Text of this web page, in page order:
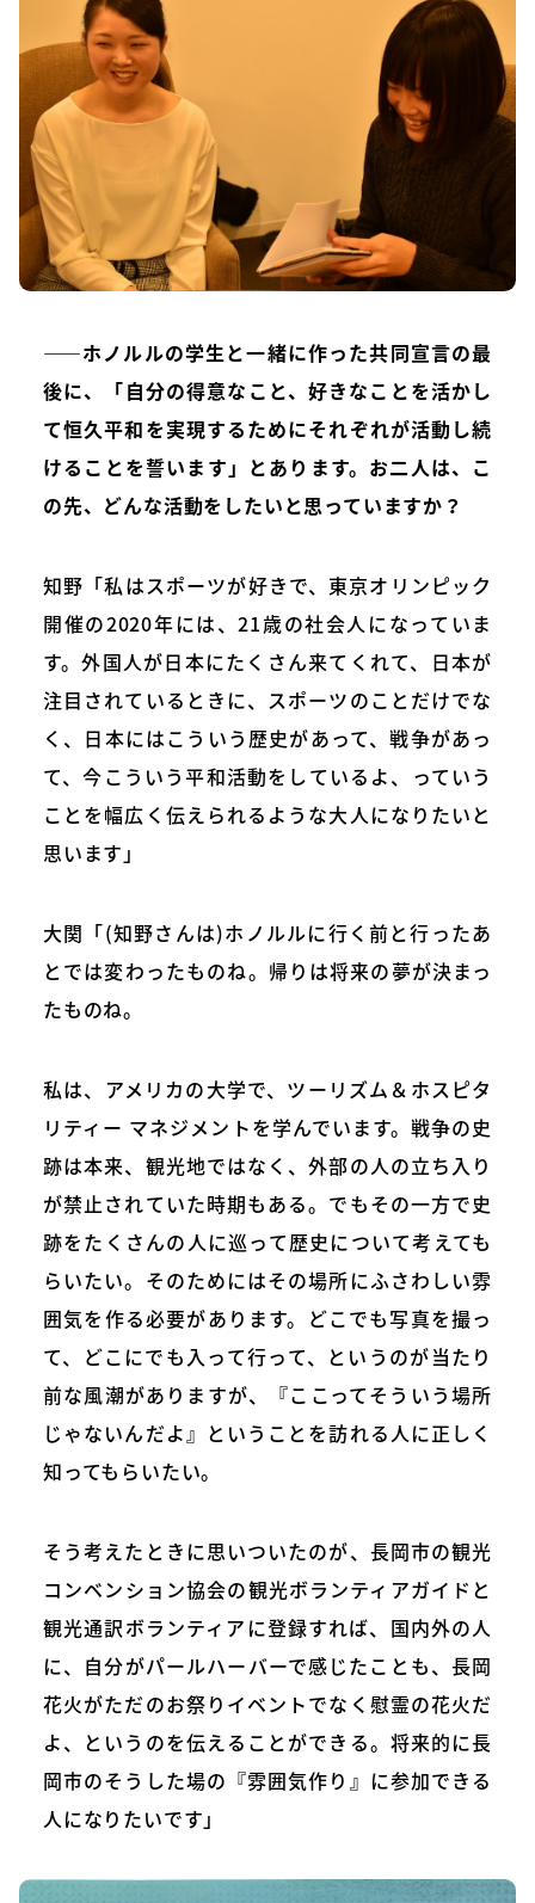
――ホノルルの学生と一緒に作った共同宣言の最
後に、「自分の得意なこと、好きなことを活かし
て恒久平和を実現するためにそれぞれが活動し続
けることを誓います」とあります。お二人は、こ
の先、どんな活動をしたいと思っていますか？
知野「私はスポーツが好きで、東京オリンピック
開催の2020年には、21歳の社会人になっていま
す。外国人が日本にたくさん来てくれて、日本が
注目されているときに、スポーツのことだけでな
く、日本にはこういう歴史があって、戦争があっ
て、今こういう平和活動をしているよ、っていう
ことを幅広く伝えられるような大人になりたいと
思います」
大関「(知野さんは)ホノルルに行く前と行ったあ
とでは変わったものね。帰りは将来の夢が決まっ
たものね。
私は、アメリカの大学で、ツーリズム＆ホスピタ
リティー マネジメントを学んでいます。戦争の史
跡は本来、観光地ではなく、外部の人の立ち入り
が禁止されていた時期もある。でもその一方で史
跡をたくさんの人に巡って歴史について考えても
らいたい。そのためにはその場所にふさわしい雰
囲気を作る必要があります。どこでも写真を撮っ
て、どこにでも入って行って、というのが当たり
前な風潮がありますが、『ここってそういう場所
じゃないんだよ』ということを訪れる人に正しく
知ってもらいたい。
そう考えたときに思いついたのが、長岡市の観光
コンベンション協会の観光ボランティアガイドと
観光通訳ボランティアに登録すれば、国内外の人
に、自分がパールハーバーで感じたことも、長岡
花火がただのお祭りイベントでなく慰霊の花火だ
よ、というのを伝えることができる。将来的に長
岡市のそうした場の『雰囲気作り』に参加できる
人になりたいです」